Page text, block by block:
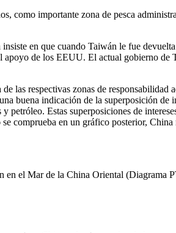
como importante zona de pesca
en que cuando Taiwán le fue
de los EEUU. El actual gobierno de
las respectivas zonas de
indicación de la superposición de
Estas superposiciones de
comprueba en un gráfico posterior,
en el Mar de la China Oriental (Diagrama